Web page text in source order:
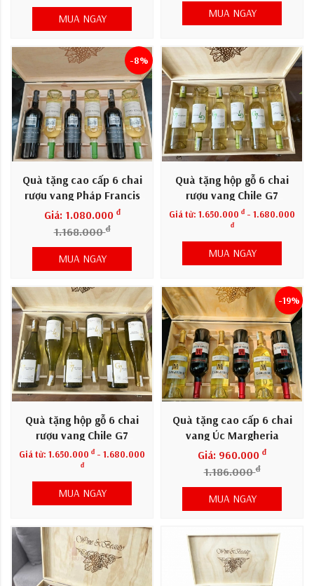
MUA NGAY MUA NGAY
Quà tặng cao cấp 6 chai
rượu vang Pháp Francis
Gillot
Giá: 1.080.000 đ
1.168.000đ
-8%
MUA NGAY
Quà tặng hộp gỗ 6 chai
rượu vang Chile G7
Sauvignon Blanc
Giá từ: 1.650.000 đ - 1.680.000
đ
MUA NGAY
Quà tặng hộp gỗ 6 chai
rượu vang Chile G7
Chardonnay
Giá từ: 1.650.000 đ - 1.680.000
đ
MUA NGAY
Quà tặng cao cấp 6 chai
vang Úc Margheria
Giá: 960.000 đ
1.186.000đ
-19%
MUA NGAY